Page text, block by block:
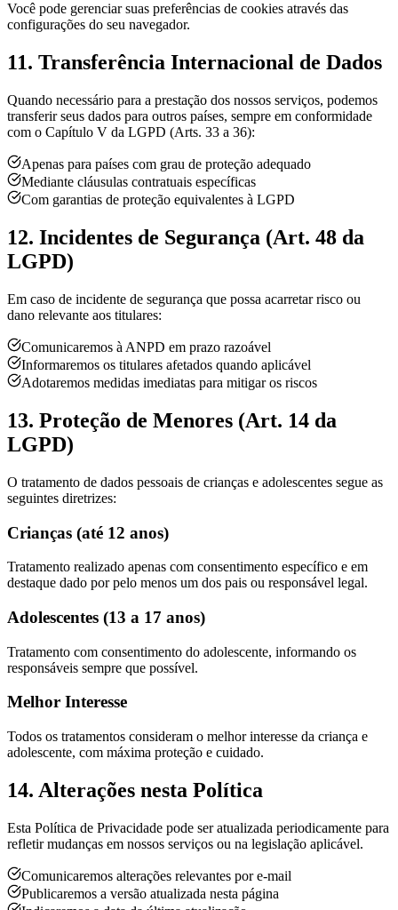
Você pode gerenciar suas preferências de cookies através das
configurações do seu navegador.
11. Transferência Internacional de Dados
Quando necessário para a prestação dos nossos serviços, podemos
transferir seus dados para outros países, sempre em conformidade
com o Capítulo V da LGPD (Arts. 33 a 36):
Apenas para países com grau de proteção adequado
Mediante cláusulas contratuais específicas
Com garantias de proteção equivalentes à LGPD
12. Incidentes de Segurança (Art. 48 da
LGPD)
Em caso de incidente de segurança que possa acarretar risco ou
dano relevante aos titulares:
Comunicaremos à ANPD em prazo razoável
Informaremos os titulares afetados quando aplicável
Adotaremos medidas imediatas para mitigar os riscos
13. Proteção de Menores (Art. 14 da
LGPD)
O tratamento de dados pessoais de crianças e adolescentes segue as
seguintes diretrizes:
Crianças (até 12 anos)
Tratamento realizado apenas com consentimento específico e em
destaque dado por pelo menos um dos pais ou responsável legal.
Adolescentes (13 a 17 anos)
Tratamento com consentimento do adolescente, informando os
responsáveis sempre que possível.
Melhor Interesse
Todos os tratamentos consideram o melhor interesse da criança e
adolescente, com máxima proteção e cuidado.
14. Alterações nesta Política
Esta Política de Privacidade pode ser atualizada periodicamente para
refletir mudanças em nossos serviços ou na legislação aplicável.
Comunicaremos alterações relevantes por e-mail
Publicaremos a versão atualizada nesta página